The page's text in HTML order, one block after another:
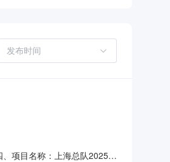
项目名称：上海总队2025年